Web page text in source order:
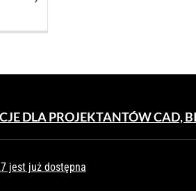
PLN.
DLA PROJEKTANTÓW CAD,
jest już dostępna